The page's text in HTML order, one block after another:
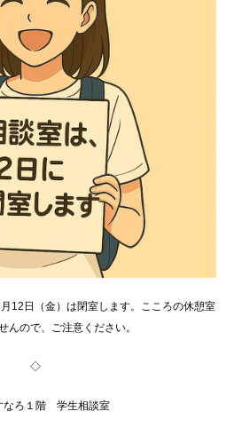
12日（金）は閉室します。こころの休憩室
んので、ご注意ください。
◇
なろ１階 学生相談室